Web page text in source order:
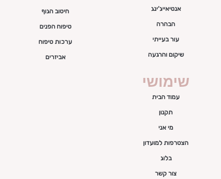
אנטיאייג’ינג
הבהרה
עור בעייתי
שיקום והרגעה
חיטוב הגוף
טיפוח הפנים
ערכות טיפוח
אביזרים
שימושי
עמוד הבית
תקנון
מי אני
הצטרפות למועדון
בלוג
צור קשר